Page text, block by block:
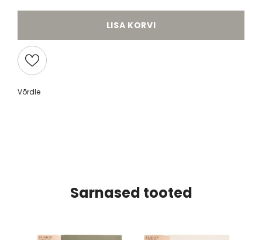
LISA KORVI
Võrdle
Sarnased tooted